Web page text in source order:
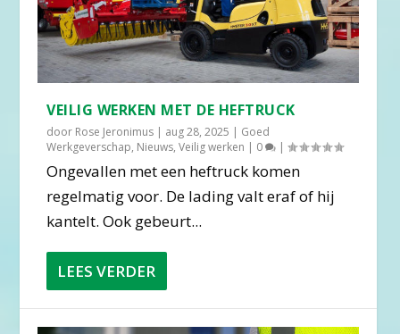
VEILIG WERKEN MET DE HEFTRUCK
door Rose Jeronimus | aug 28, 2025 | Goed
Werkgeverschap, Nieuws,Veilig werken | 0 |
Ongevallen met een heftruck komen
regelmatig voor. De lading valt eraf of hij
kantelt. Ook gebeurt...
LEES VERDER